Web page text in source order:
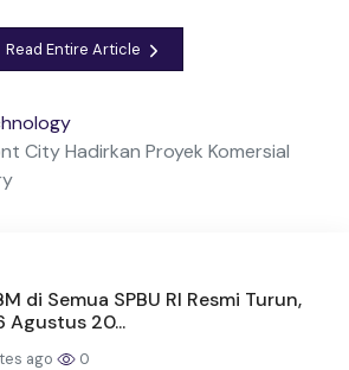
Read Entire Article
City Hadirkan Proyek Komersial
di Semua SPBU RI Resmi Turun,
Agustus 20...
ago 0